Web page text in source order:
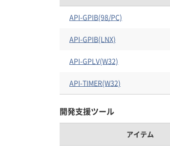
API-GPIB(98/PC)
API-GPIB(LNX)
API-GPLV(W32)
API-TIMER(W32)
開発支援ツール
アイテム